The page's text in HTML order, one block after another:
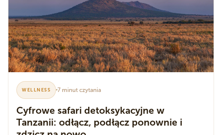
WELLNESS 7 minut czytania
Cyfrowe safari detoksykacyjne w
Tanzanii: odłącz, podłącz ponownie i